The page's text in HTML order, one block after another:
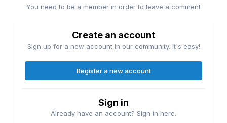
You need to be a member in order to leave a comment
Create an account
Sign up for a new account in our community. It's easy!
Register a new account
Sign in
Already have an account? Sign in here.